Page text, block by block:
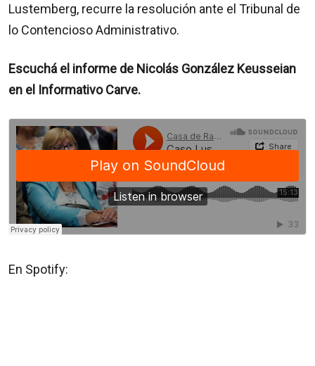
Lustemberg, recurre la resolución ante el Tribunal de
lo Contencioso Administrativo.
Escuchá el informe de Nicolás González Keusseian
en el Informativo Carve.
En Spotify: